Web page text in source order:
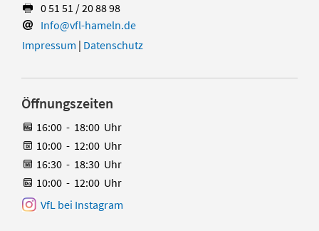
0 51 51 / 20 88 98
Info@vfl-hameln.de
Impressum | Datenschutz
Öffnungszeiten
16:00 - 18:00 Uhr
10:00 - 12:00 Uhr
16:30 - 18:30 Uhr
10:00 - 12:00 Uhr
VfL bei Instagram